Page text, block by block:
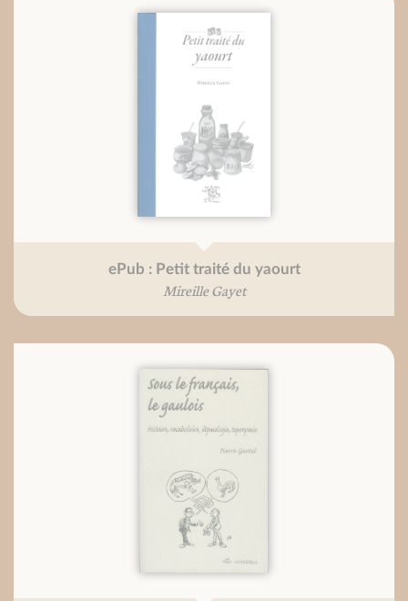
ePub : Petit traité du yaourt
Mireille Gayet